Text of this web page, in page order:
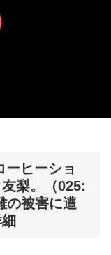
ヒーショ
梨。（025:
の被害に遭